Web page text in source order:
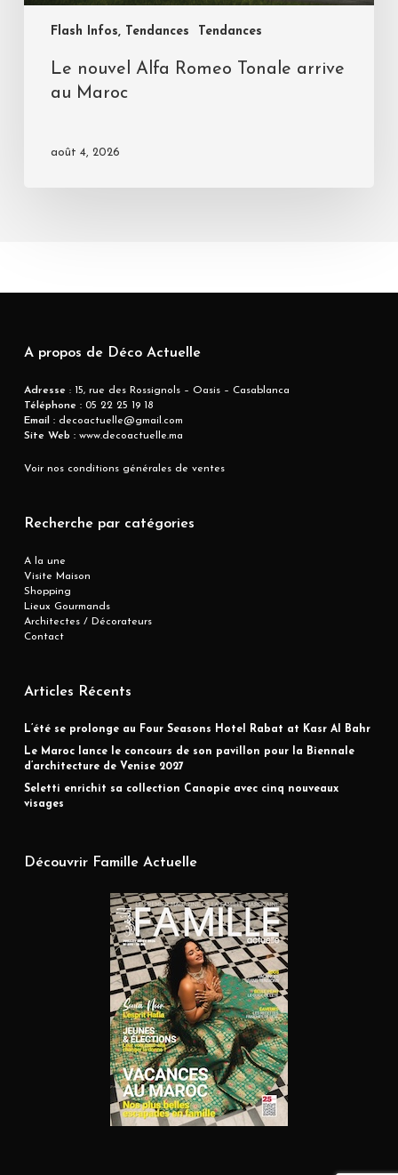
Flash Infos, Tendances Tendances
Le nouvel Alfa Romeo Tonale arrive
au Maroc
août 4, 2026
A propos de Déco Actuelle
Adresse : 15, rue des Rossignols – Oasis – Casablanca
Téléphone :05 22 25 19 18
Email :decoactuelle@gmail.com
Site Web :www.decoactuelle.ma
Voir nos conditions générales de ventes
Recherche par catégories
A la une
Visite Maison
Shopping
Lieux Gourmands
Architectes / Décorateurs
Contact
Articles Récents
L’été se prolonge au Four Seasons Hotel Rabat at Kasr Al Bahr
Le Maroc lance le concours de son pavillon pour la Biennale
d’architecture de Venise 2027
Seletti enrichit sa collection Canopie avec cinq nouveaux
visages
Découvrir Famille Actuelle